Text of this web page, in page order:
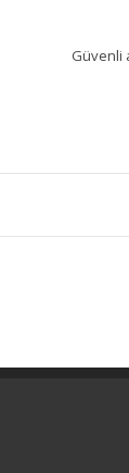
Güvenli